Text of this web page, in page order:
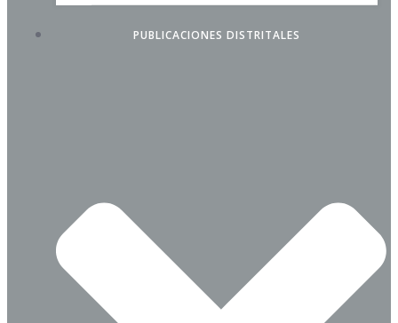
PUBLICACIONES DISTRITALES